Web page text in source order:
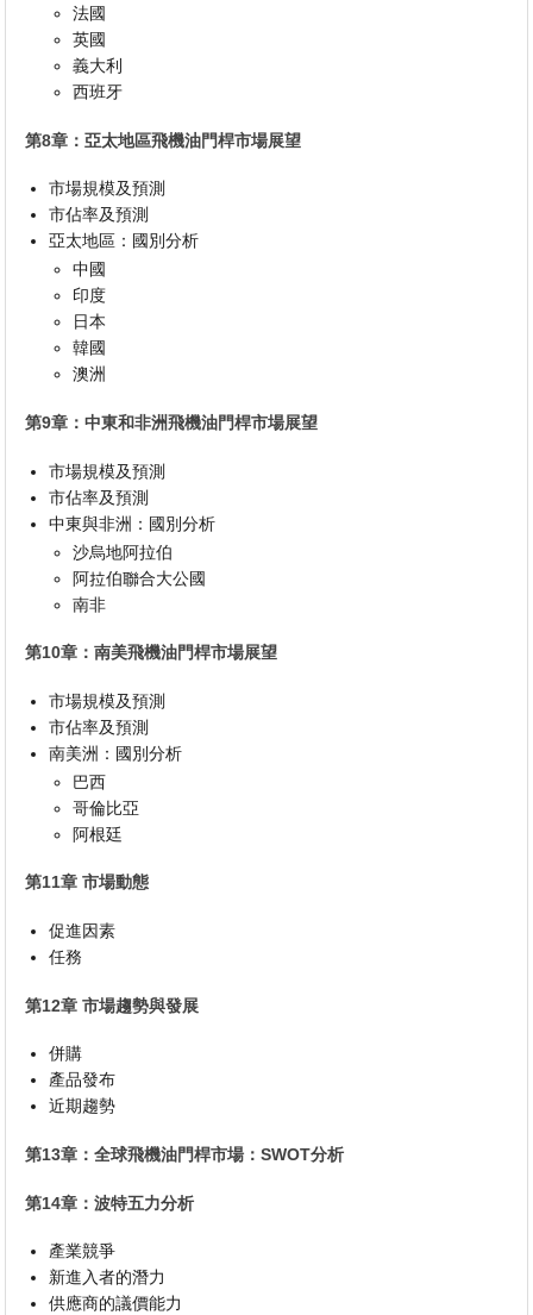
法國
英國
義大利
西班牙
第8章：亞太地區飛機油門桿市場展望
市場規模及預測
市佔率及預測
亞太地區：國別分析
中國
印度
日本
韓國
澳洲
第9章：中東和非洲飛機油門桿市場展望
市場規模及預測
市佔率及預測
中東與非洲：國別分析
沙烏地阿拉伯
阿拉伯聯合大公國
南非
第10章：南美飛機油門桿市場展望
市場規模及預測
市佔率及預測
南美洲：國別分析
巴西
哥倫比亞
阿根廷
第11章 市場動態
促進因素
任務
第12章 市場趨勢與發展
併購
產品發布
近期趨勢
第13章：全球飛機油門桿市場：SWOT分析
第14章：波特五力分析
產業競爭
新進入者的潛力
供應商的議價能力